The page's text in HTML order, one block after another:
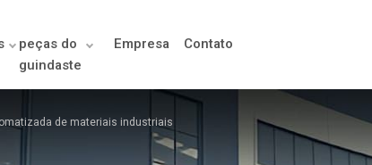
peças do
guindaste
Empresa Contato
de materiais industriais